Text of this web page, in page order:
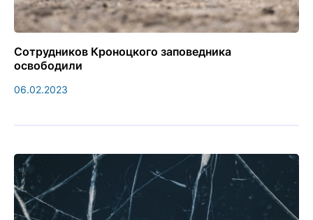
Сотрудников Кроноцкого заповедника
освободили
06.02.2023